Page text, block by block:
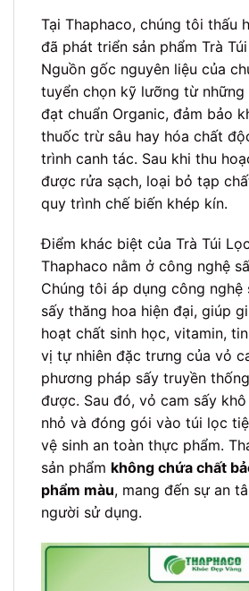
Tại Thaphaco, chúng tôi thấu
đã phát triển sản phẩm Trà
Nguồn gốc nguyên liệu của
tuyển chọn kỹ lưỡng từ những
đạt chuẩn Organic, đảm bảo
thuốc trừ sâu hay hóa chất
trình canh tác. Sau khi thu
được rửa sạch, loại bỏ tạp
quy trình chế biến khép kín.
Điểm khác biệt của Trà Túi
Thaphaco nằm ở công nghệ
Chúng tôi áp dụng công nghệ
sấy thăng hoa hiện đại, giúp
hoạt chất sinh học, vitamin,
vị tự nhiên đặc trưng của vỏ
phương pháp sấy truyền
được. Sau đó, vỏ cam sấy
nhỏ và đóng gói vào túi lọc
vệ sinh an toàn thực phẩm.
sản phẩm không chứa chất
phẩm màu, mang đến sự an
người sử dụng.